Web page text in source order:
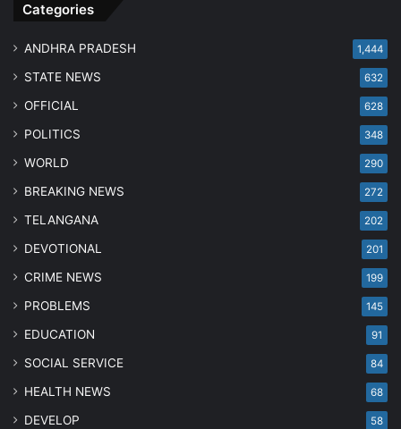
Categories
ANDHRA PRADESH 1,444
STATE NEWS 632
OFFICIAL 628
POLITICS 348
WORLD 290
BREAKING NEWS 272
TELANGANA 202
DEVOTIONAL 201
CRIME NEWS 199
PROBLEMS 145
EDUCATION 91
SOCIAL SERVICE 84
HEALTH NEWS 68
DEVELOP 58